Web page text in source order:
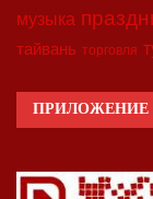
музыка
тайвань торговля
ПРИЛОЖЕНИЕ